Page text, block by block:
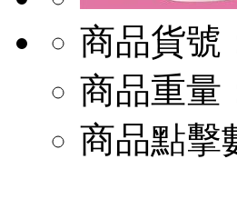
商品貨號
商品重量
商品點擊